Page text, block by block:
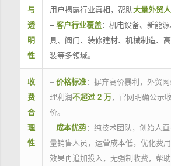
与
透
明
性
用户揭露行业真相，帮助大量外贸
–客户行业覆盖：机电设备、新能
具、阀门、装修建材、机械制造、
装等多领域。
收
费
合
理
性
– 价格标准：摒弃高价暴利，外贸
理利润不超过 2 万，官网明确公示
价。
– 成本优势：纯技术团队，创始人
量销售人员，运营成本低，优化费
效果再追加投入，无强制收费，帮